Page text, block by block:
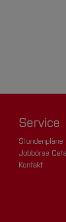
Service
Stundenpläne
Jobbörse
Kontakt